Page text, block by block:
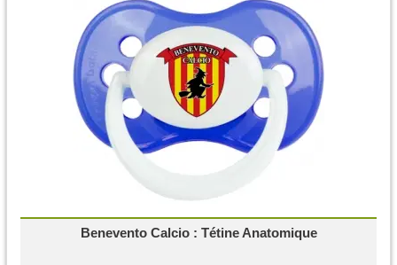
Benevento Calcio : Tétine Anatomique